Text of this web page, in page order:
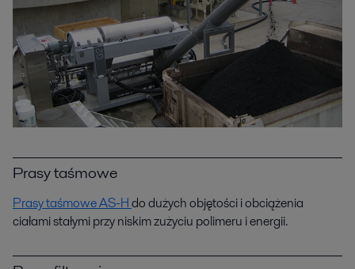
Prasy taśmowe
Prasy taśmowe AS-Hdo dużych objętości i obciążenia
ciałami stałymi przy niskim zużyciu polimeru i energii.